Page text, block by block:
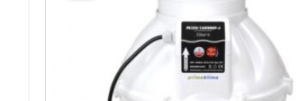
162,45 €.